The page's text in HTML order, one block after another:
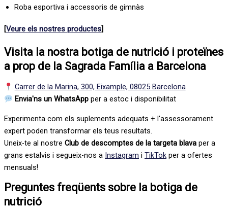
Roba esportiva i accessoris de gimnàs
[Veure els nostres productes]
Visita la nostra botiga de nutrició i proteïnes
a prop de la Sagrada Família a Barcelona
Carrer de la Marina, 300, Eixample, 08025 Barcelona
Envia'ns un WhatsApp per a estoc i disponibilitat
Experimenta com els suplements adequats + l'assessorament
expert poden transformar els teus resultats.
Uneix-te al nostre Club de descomptes de la targeta blava per a
grans estalvis i segueix-nos a Instagram i TikTok per a ofertes
mensuals!
Preguntes freqüents sobre la botiga de
nutrició